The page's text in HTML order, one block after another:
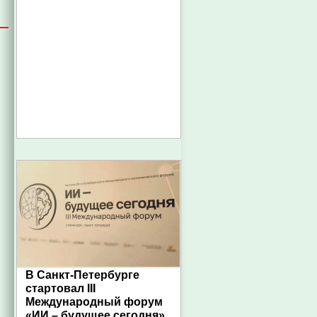
В Санкт-Петербурге
стартовал III
Международный форум